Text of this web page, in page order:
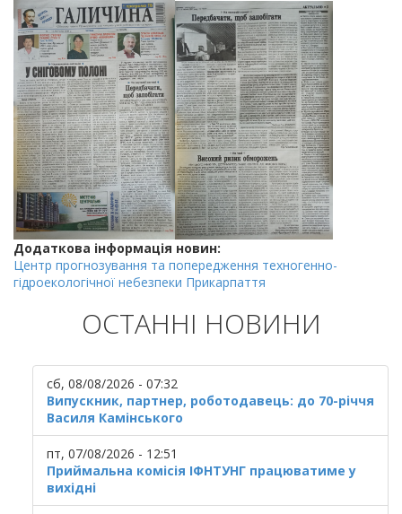
Додаткова інформація новин:
Центр прогнозування та попередження техногенно-
гідроекологічної небезпеки Прикарпаття
ОСТАННІ НОВИНИ
сб, 08/08/2026 - 07:32
Випускник, партнер, роботодавець: до 70-річчя
Василя Камінського
пт, 07/08/2026 - 12:51
Приймальна комісія ІФНТУНГ працюватиме у
вихідні